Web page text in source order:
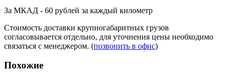
За МКАД - 60 рублей за каждый километр
Стоимость доставки крупногабаритных грузов
согласовывается отдельно, для уточнения цены необходимо
связаться с менеджером. (позвонить в офис)
Похожие